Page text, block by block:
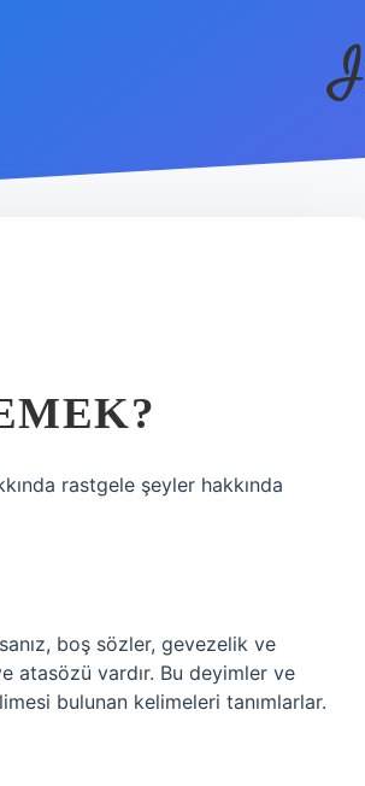
rastgele şeyler hakkında
boş sözler, gevezelik ve
atasözü vardır. Bu deyimler ve
bulunan kelimeleri tanımlarlar.